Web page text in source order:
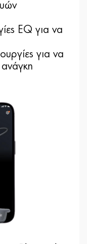
EQ για να
για να